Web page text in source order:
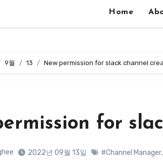
Home
9월 13 New permission for slack channel
for
2022년 09월 13일 #Channel Manager,